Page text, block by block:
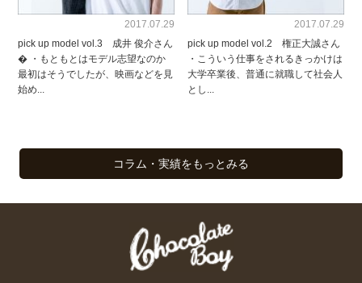
2017.07.29
pick up model vol.3 成井 俊介さん
� ・もともとはモデル志望なのか
最初はそうでしたが、映画などを見
始め...
2017.07.29
pick up model vol.2 権正大誠さん
・こういう仕事をされるきっかけは
大学卒業後、普通に就職して社会人
とし...
コラム・実績をもっとみる